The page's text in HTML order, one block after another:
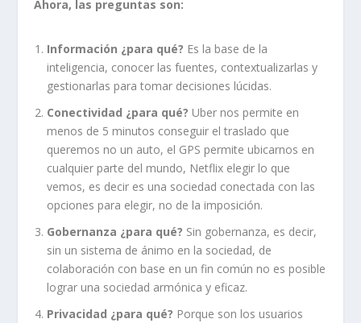
Ahora, las preguntas son:
Información ¿para qué? Es la base de la
inteligencia, conocer las fuentes, contextualizarlas y
gestionarlas para tomar decisiones lúcidas.
Conectividad ¿para qué? Uber nos permite en
menos de 5 minutos conseguir el traslado que
queremos no un auto, el GPS permite ubicarnos en
cualquier parte del mundo, Netflix elegir lo que
vemos, es decir es una sociedad conectada con las
opciones para elegir, no de la imposición.
Gobernanza ¿para qué? Sin gobernanza, es decir,
sin un sistema de ánimo en la sociedad, de
colaboración con base en un fin común no es posible
lograr una sociedad armónica y eficaz.
Privacidad ¿para qué? Porque son los usuarios